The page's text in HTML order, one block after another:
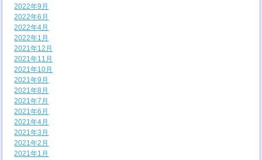
2022年9月
2022年6月
2022年4月
2022年1月
2021年12月
2021年11月
2021年10月
2021年9月
2021年8月
2021年7月
2021年6月
2021年4月
2021年3月
2021年2月
2021年1月